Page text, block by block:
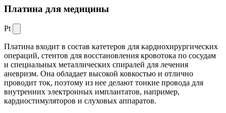
Платина для медицины
Pt
Платина входит в состав катетеров для кардиохирургических
операций, стентов для восстановления кровотока по сосудам
и специальных металлических спиралей для лечения
аневризм. Она обладает высокой ковкостью и отлично
проводит ток, поэтому из нее делают тонкие провода для
внутренних электронных имплантатов, например,
кардиостимуляторов и слуховых аппаратов.